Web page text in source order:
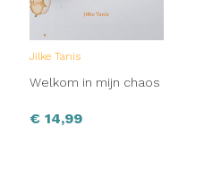
Jilke Tanis
Welkom in mijn chaos
€ 14,99